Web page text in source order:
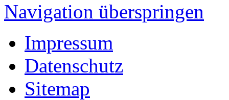
Navigation überspringen
Impressum
Datenschutz
Sitemap